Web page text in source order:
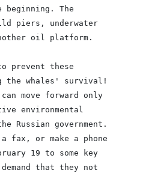
The
piers, underwater
oil platform.
prevent these
the whales' survival!
move forward only
environmental
Russian government.
fax, or make a phone
19 to some key
that they not